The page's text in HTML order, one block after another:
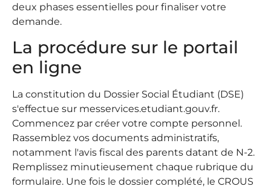
deux phases essentielles pour finaliser votre
demande.
La procédure sur le portail
en ligne
La constitution du Dossier Social Étudiant (DSE)
s'effectue sur messervices.etudiant.gouv.fr.
Commencez par créer votre compte personnel.
Rassemblez vos documents administratifs,
notamment l'avis fiscal des parents datant de N-2.
Remplissez minutieusement chaque rubrique du
formulaire. Une fois le dossier complété, le CROUS